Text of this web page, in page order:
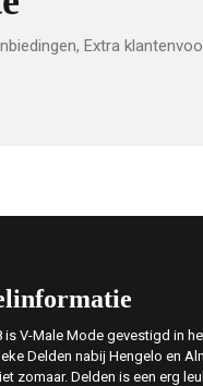
Extra
is V-Male Mode gevestigd in
Delden nabij Hengelo en
zomaar. Delden is een erg